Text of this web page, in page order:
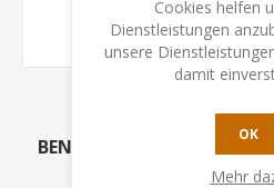
Flexibel anpassbarer
BENUTZER, DIE DIESEN
HABEN AUCH
Cookies helfen
Dienstleistungen
unsere
damit
OK
Mehr